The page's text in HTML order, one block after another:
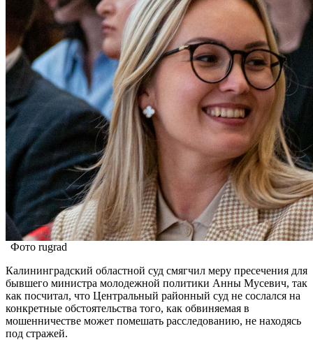
Фото rugrad
Калининградский областной суд смягчил меру пресечения для
бывшего министра молодежной политики Анны Мусевич, так
как посчитал, что Центральный районный суд не сослался на
конкретные обстоятельства того, как обвиняемая в
мошенничестве может помешать расследованию, не находясь
под стражей.